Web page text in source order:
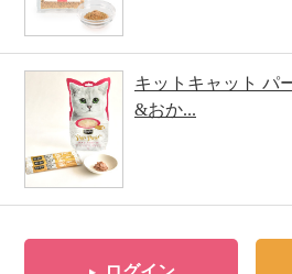
キットキャット パ
&おか...